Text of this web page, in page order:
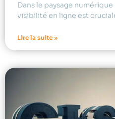
Dans le paysage
visibilité en ligne est
Lire la suite »